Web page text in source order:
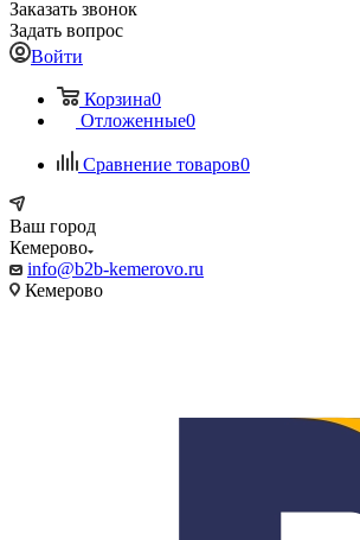
Заказать звонок
Задать вопрос
Войти
Корзина0
Отложенные0
Сравнение товаров0
Ваш город
Кемерово
info@b2b-kemerovo.ru
Кемерово